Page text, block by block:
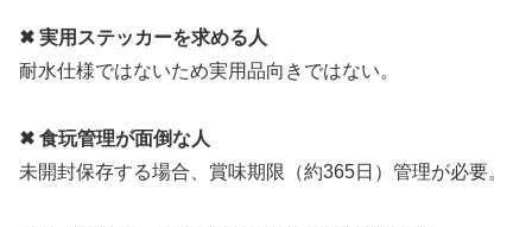
✖ 実用ステッカーを求める人
耐水仕様ではないため実用品向きではない。
✖ 食玩管理が面倒な人
未開封保存する場合、賞味期限（約365日）管理が必要。